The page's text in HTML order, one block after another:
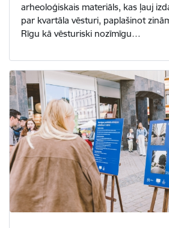
arheoloģiskais materiāls, kas ļauj
par kvartāla vēsturi, paplašinot
Rīgu kā vēsturiski nozīmīgu…